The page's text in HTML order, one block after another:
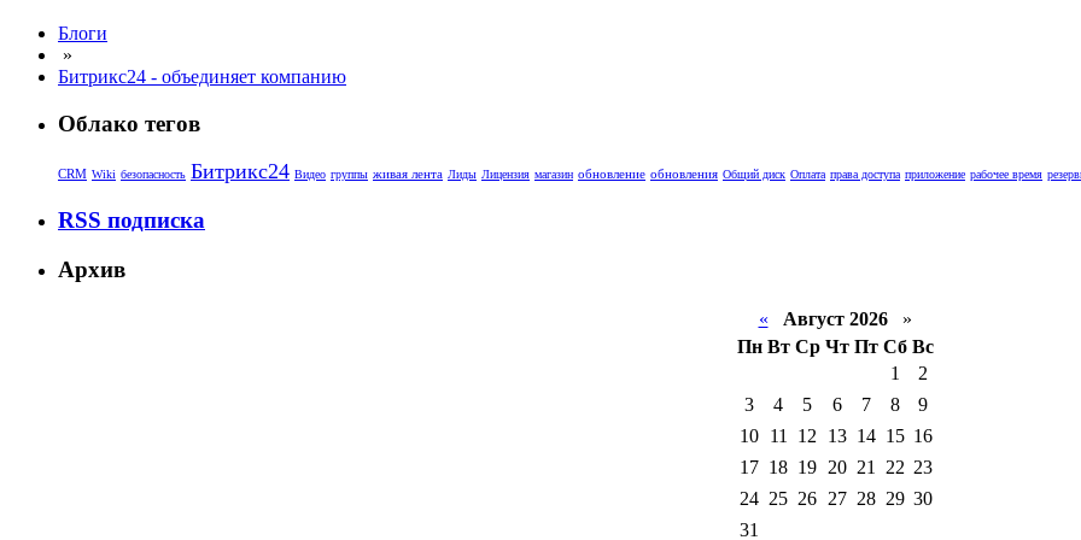
Блоги
»
Битрикс24 - объединяет компанию
Облако тегов
CRM Wiki безопасность Битрикс24 Видео группы живая лента Лиды Лицензия магазин обновление обновления Общий диск Оплата права доступа приложение рабочее время
RSS подписка
Архив
« Август 2026
»
Пн Вт Ср Чт Пт Сб Вс
1
2
3
4 5 6 7 8
9
10 11 12 13 14 15 16
17 18 19 20 21 22 23
24 25 26 27 28 29 30
31